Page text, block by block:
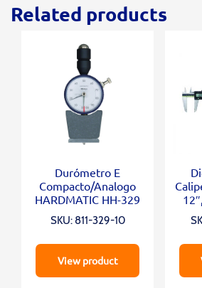
Related products
Durómetro E
Compacto/Analogo
HARDMATIC HH-329
SKU: 811-329-10
View product